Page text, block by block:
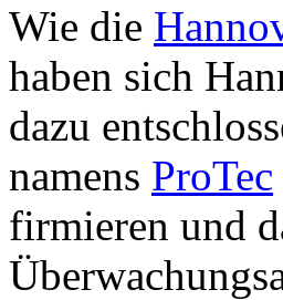
Wie die
haben sich
dazu
namens ProTec
firmieren und